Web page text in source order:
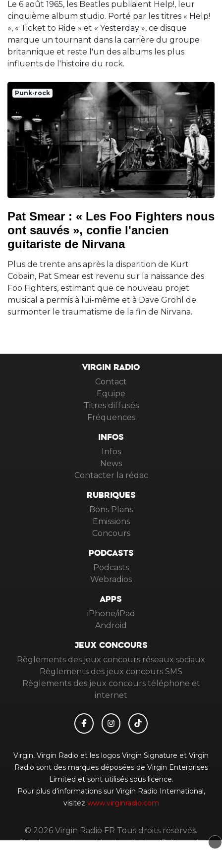
Le 6 août 1965, les Beatles publiaient Help!, leur
cinquième album studio. Porté par les titres « Help!
», « Ticket to Ride » et « Yesterday », ce disque
marque un tournant dans la carrière du groupe
britannique et reste l'un des albums les plus
influents de l'histoire du rock.
Punk-rock
Pat Smear : « Les Foo Fighters nous
ont sauvés », confie l'ancien
guitariste de Nirvana
Plus de trente ans après la disparition de Kurt
Cobain, Pat Smear est revenu sur la naissance des
Foo Fighters, estimant que ce nouveau projet
musical a permis à lui-même et à Dave Grohl de
surmonter le traumatisme de la fin de Nirvana.
VIRGIN RADIO
Contact
Equipe
Titres diffusés
Fréquences
INFOS
Infos
News
Contacter la rédac
RUBRIQUES
Bons Plans
Emissions
Concours
PODCASTS
Podcasts
Webradios
APPS
iPhone/iPad
Android
JEUX CONCOURS
Règlements des jeux concours réseaux sociaux
Règlements des jeux concours SMS
Règlements des jeux concours téléphone et
internet
Virgin, Virgin Radio et les logos Virgin Signature et Virgin
Radio sont des marques déposées de Virgin Enterprises
Limited et sont utilisés sous licence.
Pour plus d'informations sur Virgin Radio International,
visitez www.virginradio.com
© 2026 Virgin Radio FR Tous droits réservés.
Signaler un contenu-Mentions légales-Politique de